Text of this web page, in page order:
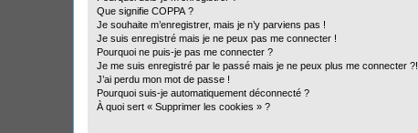
Que signifie COPPA ?
Je souhaite m’enregistrer, mais je n’y parviens pas !
Je suis enregistré mais je ne peux pas me connecter !
Pourquoi ne puis-je pas me connecter ?
Je me suis enregistré par le passé mais je ne peux plus me connecter ?!
J’ai perdu mon mot de passe !
Pourquoi suis-je automatiquement déconnecté ?
À quoi sert « Supprimer les cookies » ?